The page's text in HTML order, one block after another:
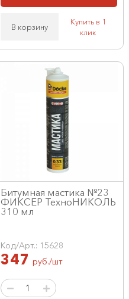
В корзину
Купить в 1
клик
Битумная мастика №23
ФИКСЕР ТехноНИКОЛЬ
310 мл
Код/Арт.: 15628
347 руб./шт